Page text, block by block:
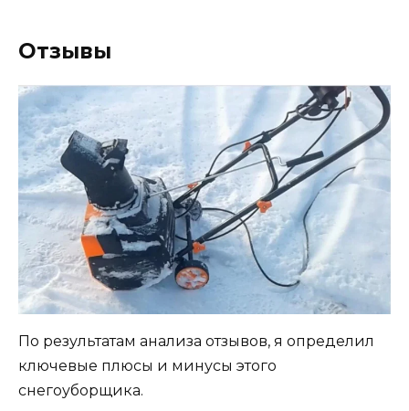
Отзывы
По результатам анализа отзывов, я определил
ключевые плюсы и минусы этого
снегоуборщика.